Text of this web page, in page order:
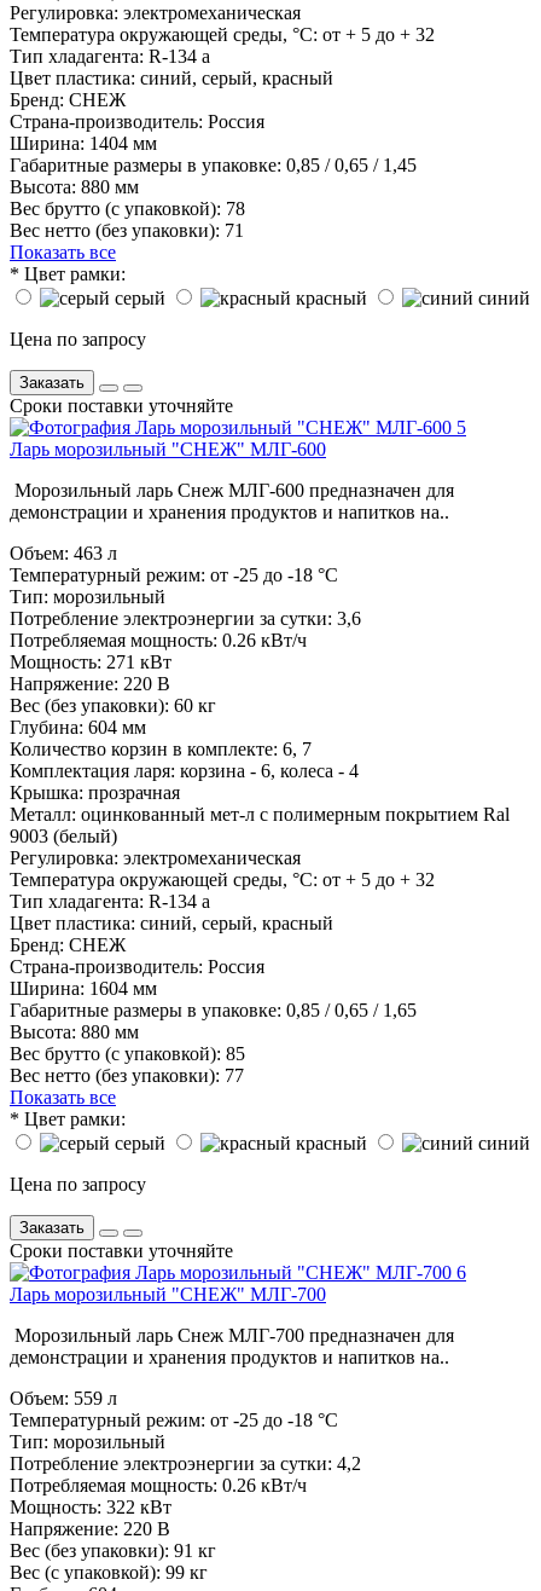
Регулировка: электромеханическая
Температура окружающей среды, °С: от + 5 до + 32
Тип хладагента: R-134 a
Цвет пластика: синий, серый, красный
Бренд: СНЕЖ
Страна-производитель: Россия
Ширина: 1404 мм
Габаритные размеры в упаковке: 0,85 / 0,65 / 1,45
Высота: 880 мм
Вес брутто (с упаковкой): 78
Вес нетто (без упаковки): 71
Показать все
* Цвет рамки:
серый
красный
синий
Цена по запросу
Заказать
Сроки поставки уточняйте
Ларь морозильный "СНЕЖ" МЛГ-600
Морозильный ларь Снеж МЛГ-600 предназначен для
демонстрации и хранения продуктов и напитков на..
Объем: 463 л
Температурный режим: от -25 до -18 °С
Тип: морозильный
Потребление электроэнергии за сутки: 3,6
Потребляемая мощность: 0.26 кВт/ч
Мощность: 271 кВт
Напряжение: 220 В
Вес (без упаковки): 60 кг
Глубина: 604 мм
Количество корзин в комплекте: 6, 7
Комплектация ларя: корзина - 6, колеса - 4
Крышка: прозрачная
Металл: оцинкованный мет-л с полимерным покрытием Ral
9003 (белый)
Регулировка: электромеханическая
Температура окружающей среды, °С: от + 5 до + 32
Тип хладагента: R-134 a
Цвет пластика: синий, серый, красный
Бренд: СНЕЖ
Страна-производитель: Россия
Ширина: 1604 мм
Габаритные размеры в упаковке: 0,85 / 0,65 / 1,65
Высота: 880 мм
Вес брутто (с упаковкой): 85
Вес нетто (без упаковки): 77
Показать все
* Цвет рамки:
серый
красный
синий
Цена по запросу
Заказать
Сроки поставки уточняйте
Ларь морозильный "СНЕЖ" МЛГ-700
Морозильный ларь Снеж МЛГ-700 предназначен для
демонстрации и хранения продуктов и напитков на..
Объем: 559 л
Температурный режим: от -25 до -18 °С
Тип: морозильный
Потребление электроэнергии за сутки: 4,2
Потребляемая мощность: 0.26 кВт/ч
Мощность: 322 кВт
Напряжение: 220 В
Вес (без упаковки): 91 кг
Вес (с упаковкой): 99 кг